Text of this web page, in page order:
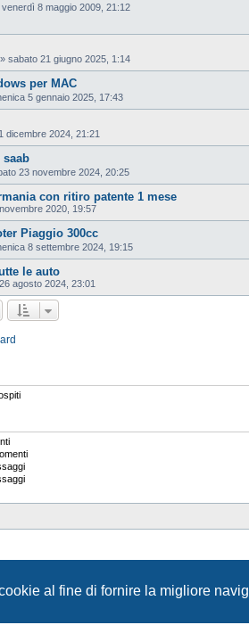
al fine di fornire la migliore
venerdì 8 maggio 2009, 21:12
» sabato 21 giugno 2025, 1:14
per MAC
5 gennaio 2025, 17:43
dicembre 2024, 21:21
23 novembre 2024, 20:25
con ritiro patente 1 mese
2020, 19:57
Piaggio 300cc
8 settembre 2024, 19:15
le auto
agosto 2024, 23:01